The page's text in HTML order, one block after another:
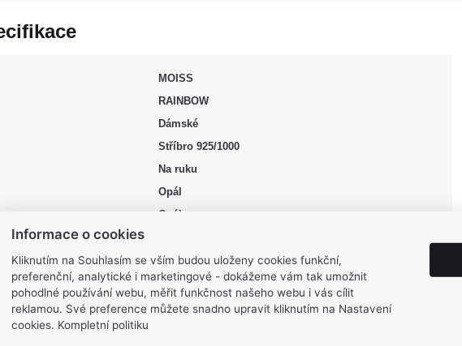
MOISS
RAINBOW
Dámské
Stříbro 925/1000
Na ruku
Opál
Opál
Lesk, Rhodium
60, 61
2,85 g
Informace o cookies
Kliknutím na Souhlasím se vším budou uloženy cookies funkční,
preferenční, analytické i marketingové - dokážeme vám tak umožnit
pohodlné používání webu, měřit funkčnost našeho webu i vás cílit
reklamou. Své preference můžete snadno upravit kliknutím na Nastavení
cookies. Kompletní politiku